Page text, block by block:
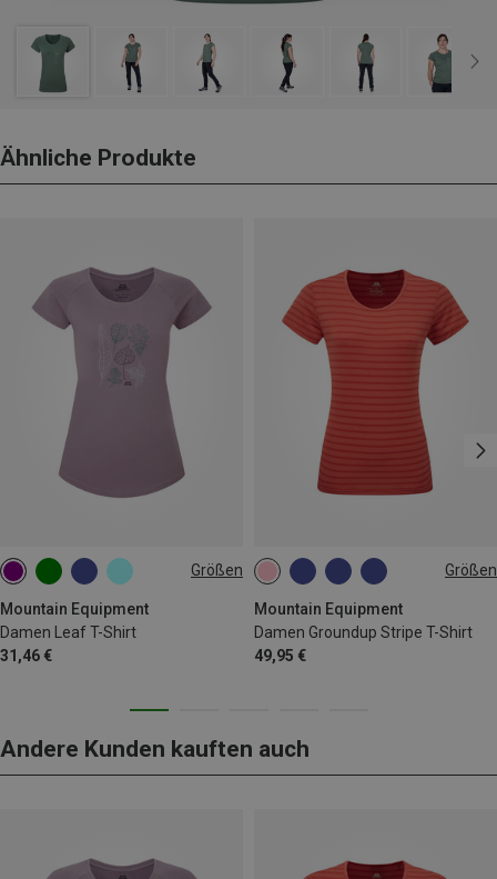
Ähnliche Produkte
Größen
Mountain Equipment
Damen Leaf T-Shirt
31,46 €
XS S M Größen
Mountain Equipment
Damen Groundup Stripe T-Shirt
49,95 €
S
Andere Kunden kauften auch